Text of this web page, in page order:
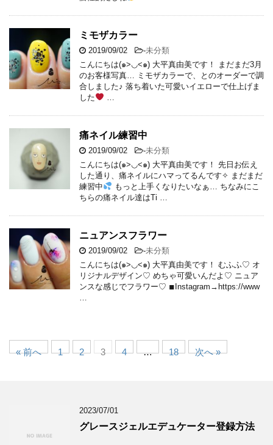
ミモザカラー
2019/09/02 -未分類
こんにちは(๑>◡<๑) 大平真由美です！ まだまだ3月
のお客様写真… ミモザカラーで、とのオーダーで調
合しました♪ 落ち着いた可愛いイエローで仕上げま
した
痛ネイル練習中
2019/09/02 -未分類
こんにちは(๑>◡<๑) 大平真由美です！ 先日お伝え
した通り、痛ネイルにハマってるんです✧ まだまだ
練習中
もっと上手くなりたいなぁ… ちなみにこ
ちらの痛ネイル達はTi …
ニュアンスフラワー
2019/09/02 -未分類
こんにちは(๑>◡<๑) 大平真由美です！ むふふ♡ オ
リジナルデザイン♡ めちゃ可愛いんだよ♡ ニュア
ンスな感じでフラワー♡ ◾︎Instagram→https://www
« 前へ 1 2 3 4 … 18 次へ »
2023/07/01
グレースジェルエデュケーター登録方法